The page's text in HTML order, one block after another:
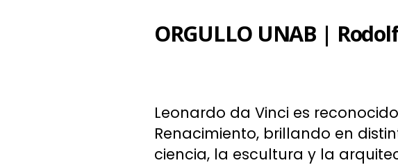
ORGULLO UNAB |
Leonardo da Vinci es
Renacimiento, brillando en
ciencia, la escultura y la